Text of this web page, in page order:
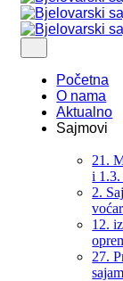
Početna
O nama
Aktualno
Sajmovi
21.
i 1.3.
2.
12.
27.